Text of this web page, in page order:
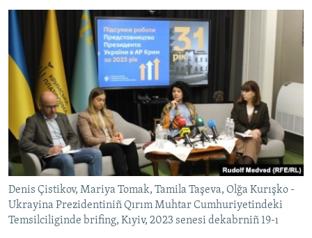
Denis Çistikov, Mariya Tomak, Tamila Taşeva, Olğa Kurışko -
Ukrayina Prezidentiniñ Qırım Muhtar Cumhuriyetindeki
Temsilciliginde brifing, Kıyiv, 2023 senesi dekabrniñ 19-ı